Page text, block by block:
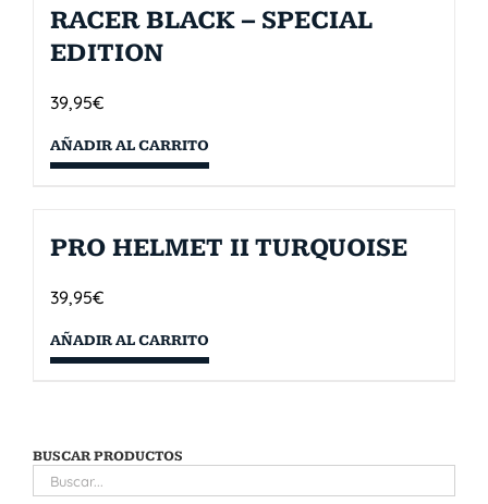
RACER BLACK – SPECIAL
EDITION
39,95€
AÑADIR AL CARRITO
PRO HELMET II TURQUOISE
39,95€
AÑADIR AL CARRITO
BUSCAR PRODUCTOS